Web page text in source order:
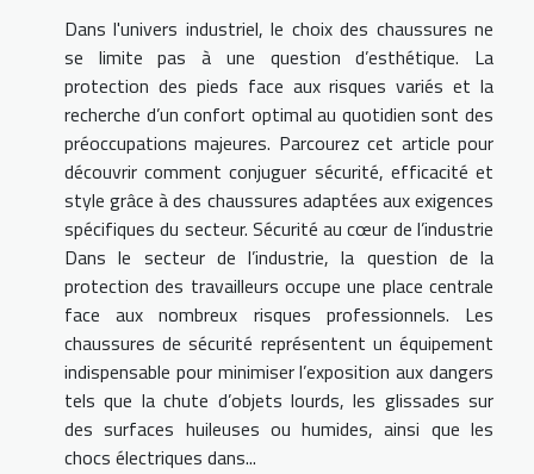
Dans l'univers industriel, le choix des chaussures ne
se limite pas à une question d’esthétique. La
protection des pieds face aux risques variés et la
recherche d’un confort optimal au quotidien sont des
préoccupations majeures. Parcourez cet article pour
découvrir comment conjuguer sécurité, efficacité et
style grâce à des chaussures adaptées aux exigences
spécifiques du secteur. Sécurité au cœur de l’industrie
Dans le secteur de l’industrie, la question de la
protection des travailleurs occupe une place centrale
face aux nombreux risques professionnels. Les
chaussures de sécurité représentent un équipement
indispensable pour minimiser l’exposition aux dangers
tels que la chute d’objets lourds, les glissades sur
des surfaces huileuses ou humides, ainsi que les
chocs électriques dans...